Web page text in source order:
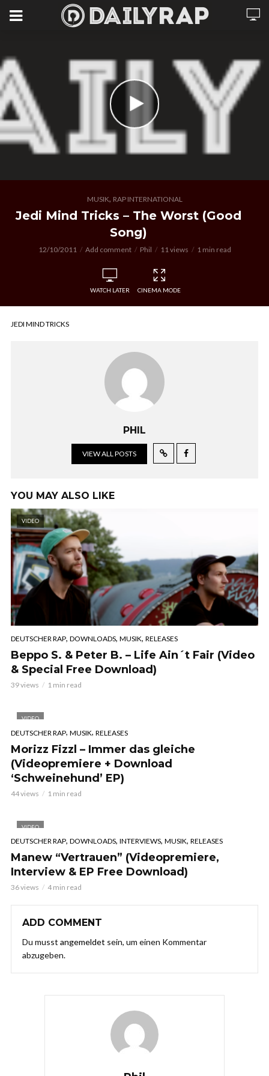
MUSIK, RAP INTERNATIONAL
Jedi Mind Tricks – The Worst (Good
Song)
12/10/2011 Add comment Phil 11 views 1 min read
WATCH LATER CINEMA MODE
JEDI MIND TRICKS
PHIL
VIEW ALL POSTS
YOU MAY ALSO LIKE
VIDEO
DEUTSCHER RAP, DOWNLOADS, MUSIK, RELEASES
Beppo S. & Peter B. – Life Ain´t Fair (Video
& Special Free Download)
39 views 1 min read
VIDEO
DEUTSCHER RAP, MUSIK, RELEASES
Morizz Fizzl – Immer das gleiche
(Videopremiere + Download
‘Schweinehund’ EP)
44 views 1 min read
VIDEO
DEUTSCHER RAP, DOWNLOADS, INTERVIEWS, MUSIK, RELEASES
Manew “Vertrauen” (Videopremiere,
Interview & EP Free Download)
36 views 4 min read
ADD COMMENT
Du musst angemeldet sein, um einen Kommentar
abzugeben.